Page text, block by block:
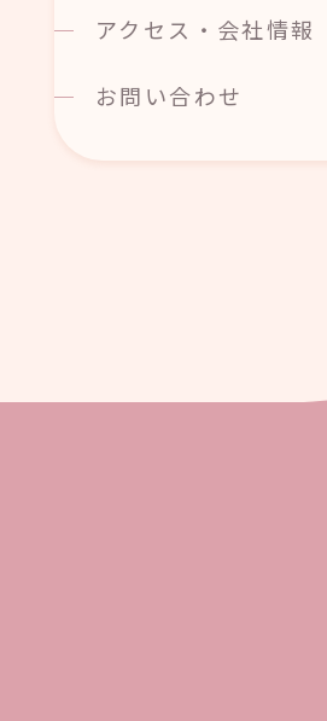
アクセス・会社情報
お問い合わせ